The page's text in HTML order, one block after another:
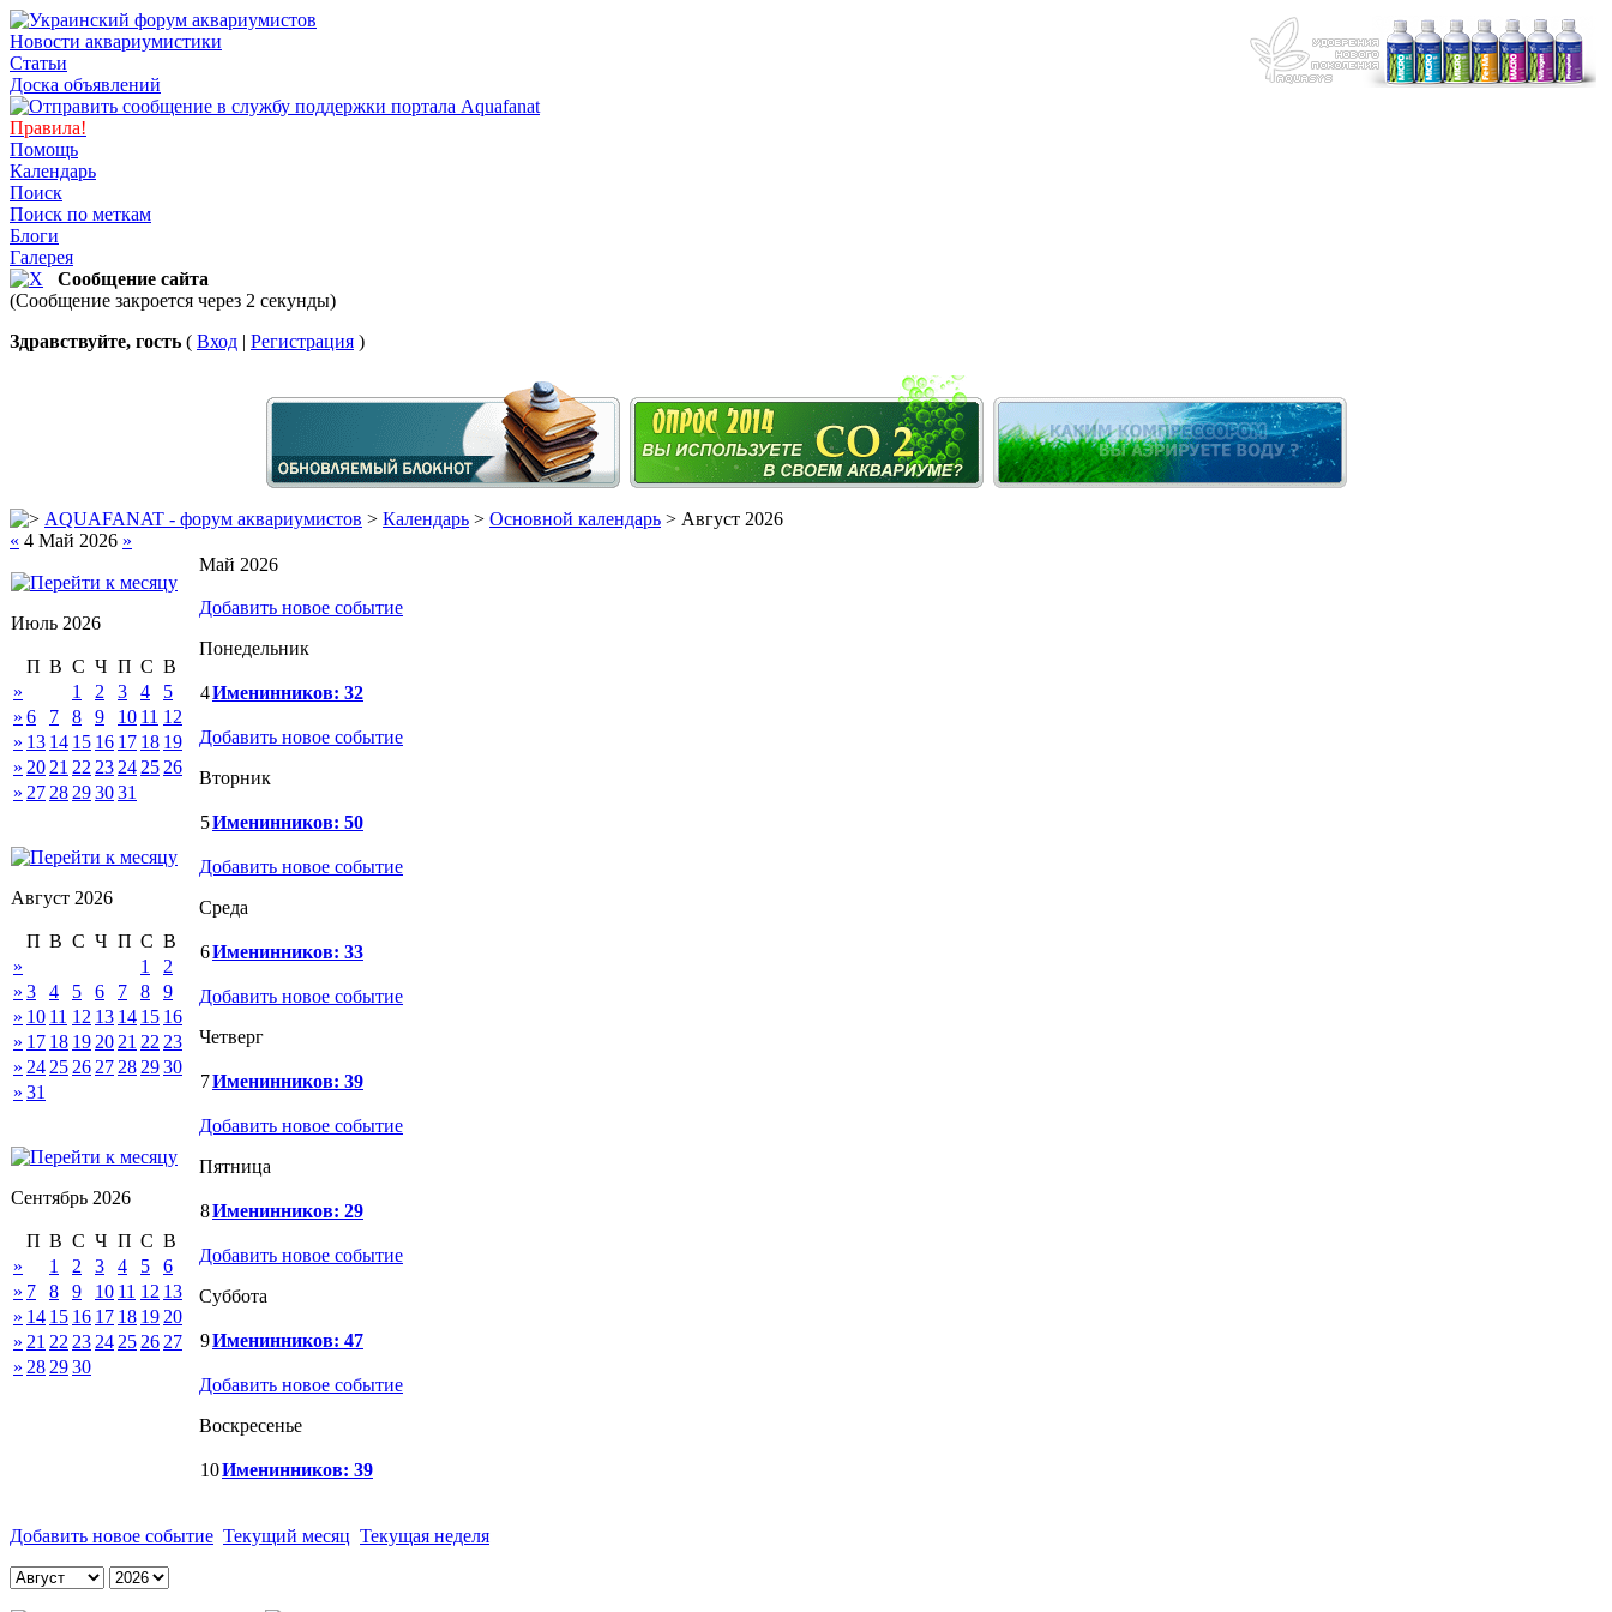
Новости аквариумистики
Статьи
Доска объявлений
Правила!
Помощь
Календарь
Поиск
Поиск по меткам
Блоги
Галерея
Сообщение сайта
(Сообщение закроется через 2 секунды)
Здравствуйте, гость ( Вход | Регистрация )
AQUAFANAT - форум аквариумистов > Календарь > Основной календарь > Август 2026
« 4 Май 2026 »
Июль 2026
П В С Ч П С В
»
1 2 3 4
5
» 6 7 8 9 10 11 12
» 13 14 15 16 17 18 19
» 20 21 22 23 24 25 26
» 27 28 293031
Август 2026
П В С Ч П С В
»
1
2
» 3 4 5 6 7 8
9
» 10 11 12 13 14 15 16
» 17 18 19 20 21 22 23
» 24 25 26 27 28 2930
» 31
Сентябрь 2026
П В С Ч П С В
»
1 2 3 4 5
6
» 7 8 9 10 11 12 13
» 14 15 16 17 18 19 20
» 21 22 23 24 25 26 27
» 28 2930
Май 2026
Добавить новое событие
Понедельник
4Именинников: 32
Добавить новое событие
Вторник
5Именинников: 50
Добавить новое событие
Среда
6Именинников: 33
Добавить новое событие
Четверг
7Именинников: 39
Добавить новое событие
Пятница
8Именинников: 29
Добавить новое событие
Суббота
9Именинников: 47
Добавить новое событие
Воскресенье
10Именинников: 39
Добавить новое событие Текущий месяц Текущая неделя